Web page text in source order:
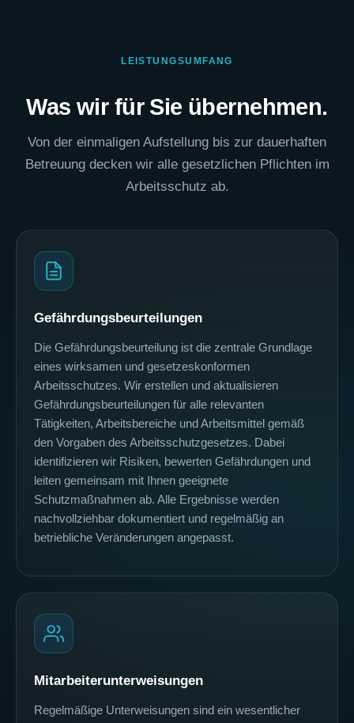
LEISTUNGSUMFANG
Was wir für Sie übernehmen.
Von der einmaligen Aufstellung bis zur dauerhaften
Betreuung decken wir alle gesetzlichen Pflichten im
Arbeitsschutz ab.
Gefährdungsbeurteilungen
Die Gefährdungsbeurteilung ist die zentrale Grundlage
eines wirksamen und gesetzeskonformen
Arbeitsschutzes. Wir erstellen und aktualisieren
Gefährdungsbeurteilungen für alle relevanten
Tätigkeiten, Arbeitsbereiche und Arbeitsmittel gemäß
den Vorgaben des Arbeitsschutzgesetzes. Dabei
identifizieren wir Risiken, bewerten Gefährdungen und
leiten gemeinsam mit Ihnen geeignete
Schutzmaßnahmen ab. Alle Ergebnisse werden
nachvollziehbar dokumentiert und regelmäßig an
betriebliche Veränderungen angepasst.
Mitarbeiterunterweisungen
Regelmäßige Unterweisungen sind ein wesentlicher